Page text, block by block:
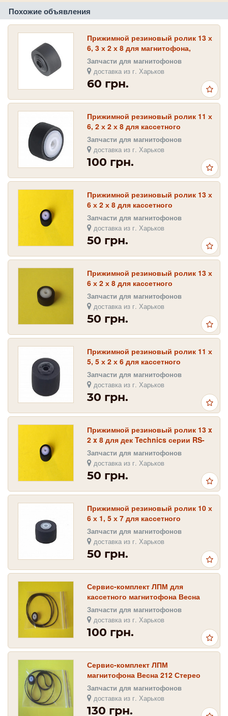
Похожие объявления
Прижимной резиновый ролик 13 х
6, 3 х 2 х 8 для магнитофона,
черная втулка
Запчасти для магнитофонов
доставка из г. Харьков
60 грн.
Прижимной резиновый ролик 11 х
6, 2 х 2 х 8 для кассетного
магнитофона
Запчасти для магнитофонов
доставка из г. Харьков
100 грн.
Прижимной резиновый ролик 13 х
6 х 2 х 8 для кассетного
магнитофона
Запчасти для магнитофонов
доставка из г. Харьков
50 грн.
Прижимной резиновый ролик 13 х
6 х 2 х 8 для кассетного
магнитофона
Запчасти для магнитофонов
доставка из г. Харьков
50 грн.
Прижимной резиновый ролик 11 х
5, 5 х 2 х 6 для кассетного
магнитофона
Запчасти для магнитофонов
доставка из г. Харьков
30 грн.
Прижимной резиновый ролик 13 x
2 x 8 для дек Technics серии RS-
BX
Запчасти для магнитофонов
доставка из г. Харьков
50 грн.
Прижимной резиновый ролик 10 х
6 х 1, 5 х 7 для кассетного
магнитофона
Запчасти для магнитофонов
доставка из г. Харьков
50 грн.
Сервис-комплект ЛПМ для
кассетного магнитофона Весна
-201, -202, -205, -211
Запчасти для магнитофонов
доставка из г. Харьков
100 грн.
Сервис-комплект ЛПМ
магнитофона Весна 212 Стерео
Запчасти для магнитофонов
доставка из г. Харьков
130 грн.